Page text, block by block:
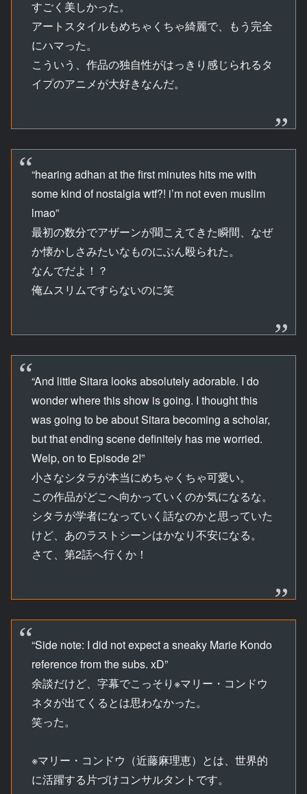
すごく美しかった。
アートスタイルもめちゃくちゃ綺麗で、もう完全
にハマった。
こういう、作品の独自性がはっきり感じられるタ
イプのアニメが大好きなんだ。
“hearing adhan at the first minutes hits me with
some kind of nostalgia wtf?! i’m not even muslim
lmao”
最初の数分でアザーンが聞こえてきた瞬間、なぜ
か懐かしさみたいなものにぶん殴られた。
なんでだよ！？
俺ムスリムですらないのに笑
“And little Sitara looks absolutely adorable. I do
wonder where this show is going. I thought this
was going to be about Sitara becoming a scholar,
but that ending scene definitely has me worried.
Welp, on to Episode 2!”
小さなシタラが本当にめちゃくちゃ可愛い。
この作品がどこへ向かっていくのか気になるな。
シタラが学者になっていく話なのかと思っていた
けど、あのラストシーンはかなり不安になる。
さて、第2話へ行くか！
“Side note: I did not expect a sneaky Marie Kondo
reference from the subs. xD”
余談だけど、字幕でこっそり※マリー・コンドウ
ネタが出てくるとは思わなかった。
笑った。
※マリー・コンドウ（近藤麻理恵）とは、世界的
に活躍する片づけコンサルタントです。